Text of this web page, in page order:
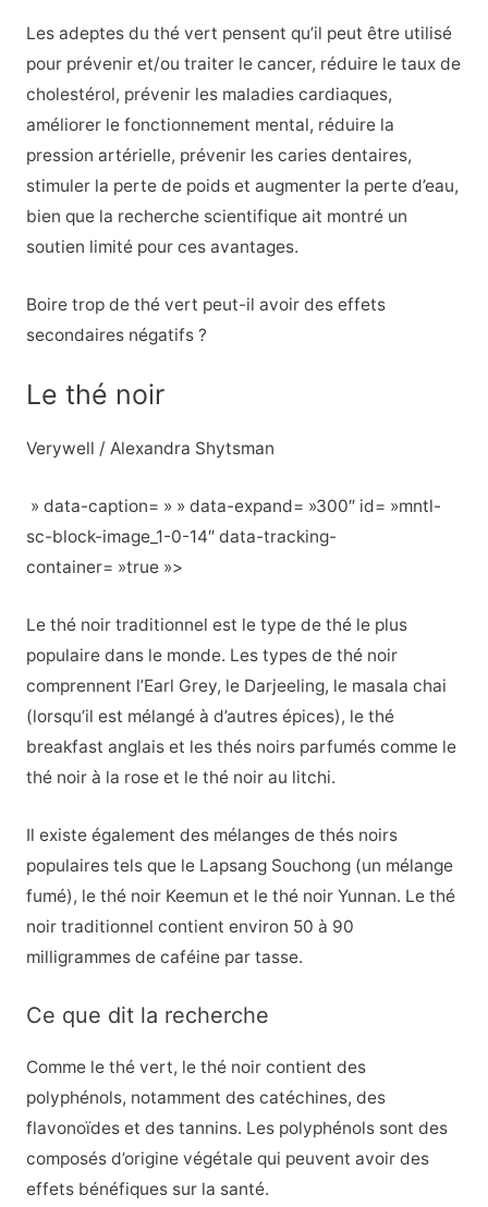
Les adeptes du thé vert pensent qu’il peut être utilisé
pour prévenir et/ou traiter le cancer, réduire le taux de
cholestérol, prévenir les maladies cardiaques,
améliorer le fonctionnement mental, réduire la
pression artérielle, prévenir les caries dentaires,
stimuler la perte de poids et augmenter la perte d’eau,
bien que la recherche scientifique ait montré un
soutien limité pour ces avantages.
Boire trop de thé vert peut-il avoir des effets
secondaires négatifs ?
Le thé noir
Verywell / Alexandra Shytsman
» data-caption= » » data-expand= »300″ id= »mntl-
sc-block-image_1-0-14″ data-tracking-
container= »true »>
Le thé noir traditionnel est le type de thé le plus
populaire dans le monde. Les types de thé noir
comprennent l’Earl Grey, le Darjeeling, le masala chai
(lorsqu’il est mélangé à d’autres épices), le thé
breakfast anglais et les thés noirs parfumés comme le
thé noir à la rose et le thé noir au litchi.
Il existe également des mélanges de thés noirs
populaires tels que le Lapsang Souchong (un mélange
fumé), le thé noir Keemun et le thé noir Yunnan. Le thé
noir traditionnel contient environ 50 à 90
milligrammes de caféine par tasse.
Ce que dit la recherche
Comme le thé vert, le thé noir contient des
polyphénols, notamment des catéchines, des
flavonoïdes et des tannins. Les polyphénols sont des
composés d’origine végétale qui peuvent avoir des
effets bénéfiques sur la santé.